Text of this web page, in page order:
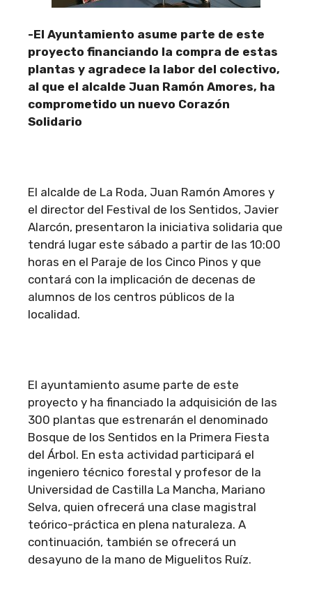
-El Ayuntamiento asume parte de este
proyecto financiando la compra de estas
plantas y agradece la labor del colectivo,
al que el alcalde Juan Ramón Amores, ha
comprometido un nuevo Corazón
Solidario
El alcalde de La Roda, Juan Ramón Amores y
el director del Festival de los Sentidos, Javier
Alarcón, presentaron la iniciativa solidaria que
tendrá lugar este sábado a partir de las 10:00
horas en el Paraje de los Cinco Pinos y que
contará con la implicación de decenas de
alumnos de los centros públicos de la
localidad.
El ayuntamiento asume parte de este
proyecto y ha financiado la adquisición de las
300 plantas que estrenarán el denominado
Bosque de los Sentidos en la Primera Fiesta
del Árbol. En esta actividad participará el
ingeniero técnico forestal y profesor de la
Universidad de Castilla La Mancha, Mariano
Selva, quien ofrecerá una clase magistral
teórico-práctica en plena naturaleza. A
continuación, también se ofrecerá un
desayuno de la mano de Miguelitos Ruíz.